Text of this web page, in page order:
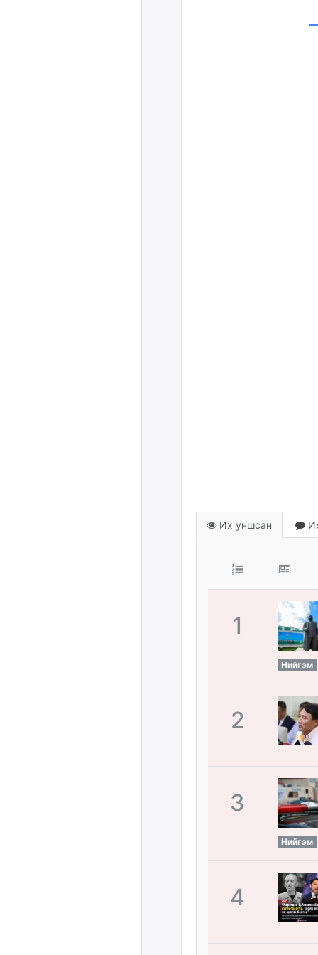
Их уншсан
1
Нийгэм
2
3
Нийгэм
4